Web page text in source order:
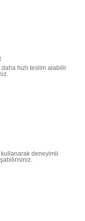
hızlı teslim alabilir
kullanarak deneyimli